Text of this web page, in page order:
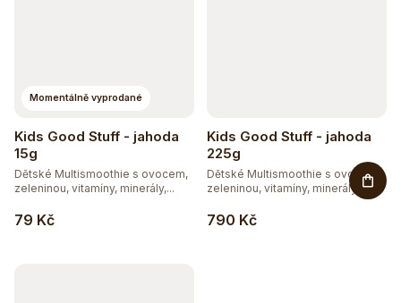
Momentálně vyprodané
Kids Good Stuff - jahoda
15g
79 Kč
Dětské Multismoothie s ovocem,
zeleninou, vitamíny, minerály,...
Kids Good Stuff - jahoda
225g
790 Kč
Dětské Multismoothie s ovocem,
zeleninou, vitamíny, minerály,...